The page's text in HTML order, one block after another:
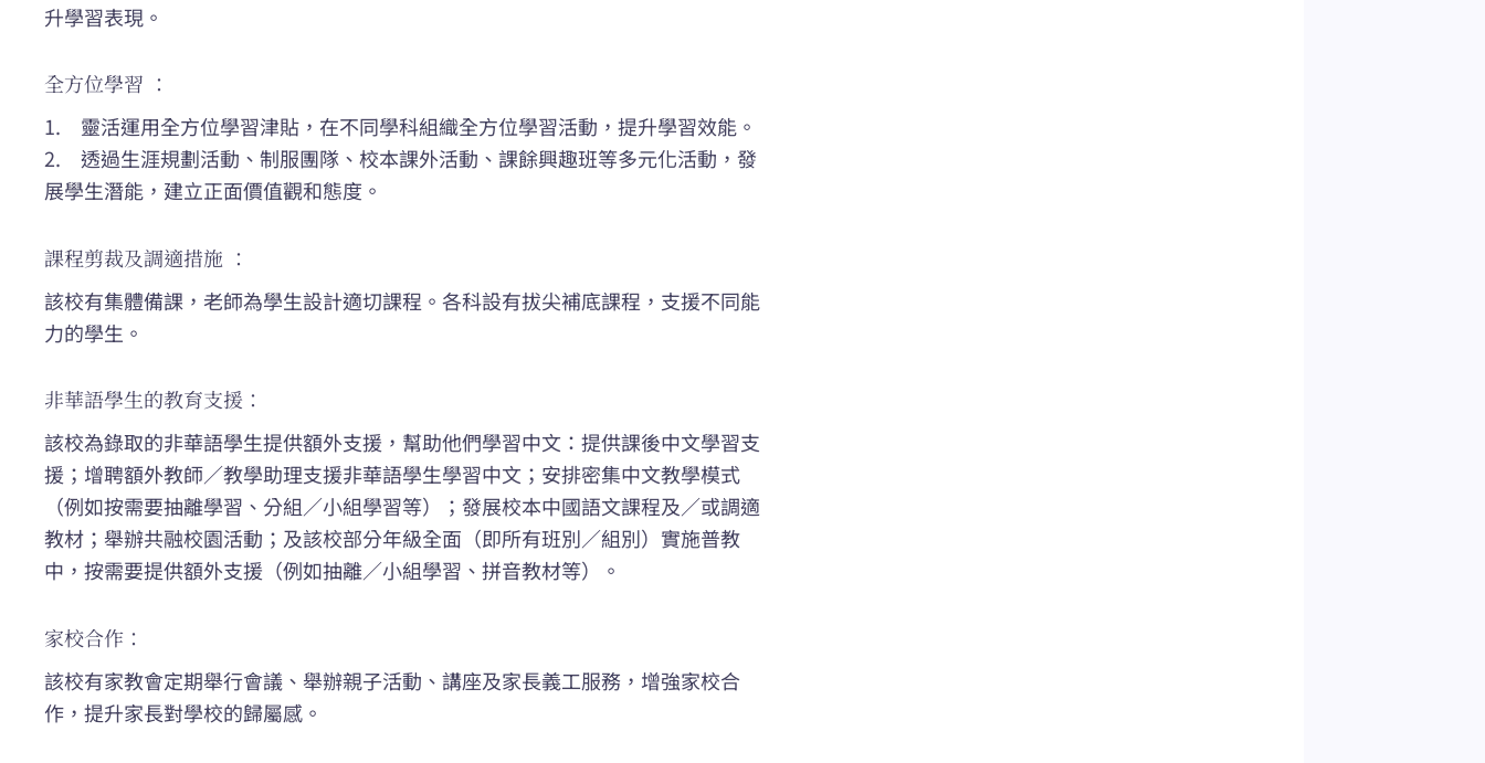
升學習表現。
全方位學習 ：
1. 靈活運用全方位學習津貼，在不同學科組織全方位學習活動，提升學習效能。
2. 透過生涯規劃活動、制服團隊、校本課外活動、課餘興趣班等多元化活動，發
展學生潛能，建立正面價值觀和態度。
課程剪裁及調適措施 ：
該校有集體備課，老師為學生設計適切課程。各科設有拔尖補底課程，支援不同能
力的學生。
非華語學生的教育支援：
該校為錄取的非華語學生提供額外支援，幫助他們學習中文：提供課後中文學習支
援；增聘額外教師／教學助理支援非華語學生學習中文；安排密集中文教學模式
（例如按需要抽離學習、分組／小組學習等）；發展校本中國語文課程及／或調適
教材；舉辦共融校園活動；及該校部分年級全面（即所有班別／組別）實施普教
中，按需要提供額外支援（例如抽離／小組學習、拼音教材等）。
家校合作：
該校有家教會定期舉行會議、舉辦親子活動、講座及家長義工服務，增強家校合
作，提升家長對學校的歸屬感。